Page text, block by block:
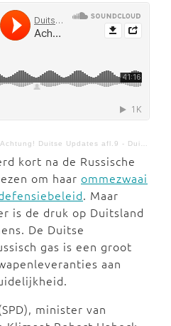
Achtung! Duitse Updates afl.9 - Duitsland onder druk
kort na de Russische
om haar ommezwaai
. Maar
is de druk op Duitsland
De Duitse
gas is een groot
aan
minister van